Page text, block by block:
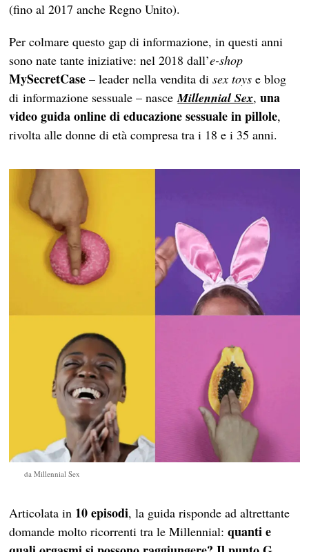
(fino al 2017 anche Regno Unito).
Per colmare questo gap di informazione, in questi anni
sono nate tante iniziative: nel 2018 dall’e-shop
MySecretCase – leader nella vendita disex toys e blog
di informazione sessuale – nasceMillennial Sex,una
video guida online di educazione sessuale in pillole,
rivolta alle donne di età compresa tra i 18 e i 35 anni.
da Millennial Sex
Articolata in 10 episodi, la guida risponde ad altrettante
domande molto ricorrenti tra le Millennial:quanti e